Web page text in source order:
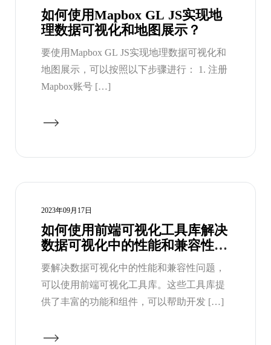
如何使用Mapbox GL JS实现地
理数据可视化和地图展示？
要使用Mapbox GL JS实现地理数据可视化和
地图展示，可以按照以下步骤进行： 1. 注册
Mapbox账号 […]
2023年09月17日
如何使用前端可视化工具库解决
数据可视化中的性能和兼容性问
题？
要解决数据可视化中的性能和兼容性问题，
可以使用前端可视化工具库。这些工具库提
供了丰富的功能和组件，可以帮助开发 […]